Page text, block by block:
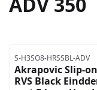
Artikelnummer
S-H3SO8-HRSSBL-ADV
Akrapovic Slip-
RVS Black